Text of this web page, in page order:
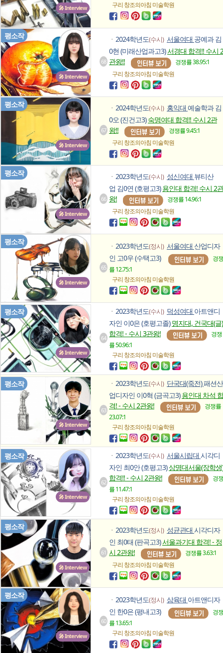
🎤 Interview
구리 창조의아침미술학원
🎤 Interview
평소작
68
ㆍ 2024학년도(수시) 서울여대 공예과 김
0현 (미래산업과고3)서경대 합격!! 수시 2
관왕!!
경쟁률 38.95:1
구리 창조의아침미술학원
🎤 Interview
평소작
67
ㆍ 2024학년도(수시) 홍익대 예술학과 김
0오 (진건고3)숙명여대 합격!! 수시 2관
왕!!
경쟁률 9.45:1
구리 창조의아침미술학원
🎤 Interview
평소작
66
ㆍ 2023학년도(수시) 성신여대 뷰티산
업 김0연 (호평고3)용인대 합격! 수시 2관
왕!
경쟁률 14.96:1
구리 창조의아침미술학원
🎤 Interview
평소작
65
ㆍ 2023학년도(정시) 서울여대 산업디자
인 고0우 (수택고3)
경쟁
률 12.75:1
구리 창조의아침미술학원
🎤 Interview
평소작
64
ㆍ 2023학년도(수시) 덕성여대 아트앤디
자인 이0은 (호평고졸)명지대, 건국대(글)
합격! - 수시 3관왕!
경쟁
률 50.96:1
구리 창조의아침미술학원
🎤 Interview
평소작
63
ㆍ 2023학년도(수시) 단국대(죽전)패션산
업디자인 이0혁 (금곡고3)용인대 차석 합
격! - 수시 2관왕!
경쟁률
23.07:1
구리 창조의아침미술학원
🎤 Interview
평소작
62
ㆍ 2023학년도(수시) 서울시립대 시각디
자인 최0안 (호평고3)상명대서울(장학생)
합격!! - 수시 2관왕!
경쟁
률 11.47:1
구리 창조의아침미술학원
🎤 Interview
평소작
61
ㆍ 2023학년도(정시) 성균관대 시각디자
인 최0태 (판곡고3)서울과기대 합격! - 정
시 2관왕!
경쟁률 3.63:1
구리 창조의아침미술학원
🎤 Interview
평소작
60
ㆍ 2023학년도(정시) 삼육대 아트앤디자
인 한0은 (평내고3)
경쟁
률 13.65:1
구리 창조의아침미술학원